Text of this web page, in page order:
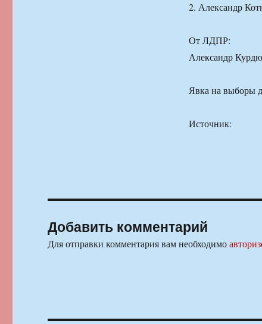
2. Александр
От ЛДПР:
Александр
Явка на выборы
Источник:
Добавить комментарий
Для отправки комментария вам необходимо